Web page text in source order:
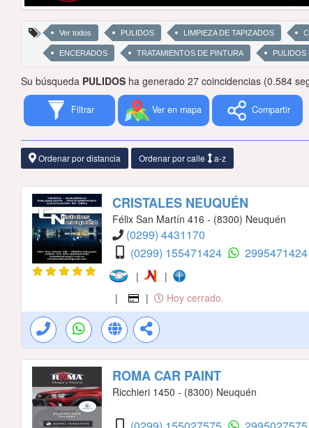
Ver todos PULIDOS LIMPIEZA DE TAPIZADOS
ENCERADOS TRATAMIENTOS DE PINTURA PULIDOS
Su búsqueda PULIDOS ha generado 27 coincidencias (0.584
Filtrar Ver en mapa Compartir
Ordenar por distancia Ordenar por calle a-z
CRISTALES NEUQUÉN
Félix San Martín 416 - (8300) Neuquén
(0299) 4431170
(0299) 155471424
2995471424
|
|
|
| Hoy cerrado.
ROMA CAR PAINT
Ricchieri 1450 - (8300) Neuquén